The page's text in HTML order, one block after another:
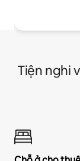
Tiện nghi